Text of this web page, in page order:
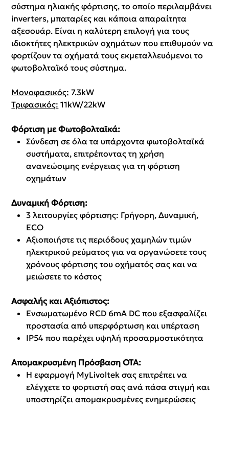
σύστημα ηλιακής φόρτισης, το οποίο περιλαμβάνει
inverters, μπαταρίες και κάποια απαραίτητα
αξεσουάρ. Είναι η καλύτερη επιλογή για τους
ιδιοκτήτες ηλεκτρικών οχημάτων που επιθυμούν να
φορτίζουν τα οχήματά τους εκμεταλλευόμενοι το
φωτοβολταϊκό τους σύστημα.
Μονοφασικός: 7.3kW
Τριφασικός: 11kW/22kW
Φόρτιση με Φωτοβολταϊκά:
Σύνδεση σε όλα τα υπάρχοντα φωτοβολταϊκά
συστήματα, επιτρέποντας τη χρήση
ανανεώσιμης ενέργειας για τη φόρτιση
οχημάτων
Δυναμική Φόρτιση:
3 λειτουργίες φόρτισης: Γρήγορη, Δυναμική,
ECO
Αξιοποιήστε τις περιόδους χαμηλών τιμών
ηλεκτρικού ρεύματος για να οργανώσετε τους
χρόνους φόρτισης του οχήματός σας και να
μειώσετε το κόστος
Ασφαλής και Αξιόπιστος:
Ενσωματωμένο RCD 6mA DC που εξασφαλίζει
προστασία από υπερφόρτωση και υπέρταση
IP54 που παρέχει υψηλή προσαρμοστικότητα
Απομακρυσμένη Πρόσβαση ΟΤΑ:
Η εφαρμογή MyLivoltek σας επιτρέπει να
ελέγχετε το φορτιστή σας ανά πάσα στιγμή και
υποστηρίζει απομακρυσμένες ενημερώσεις